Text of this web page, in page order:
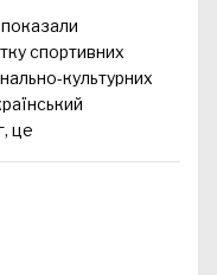
спортивних
культурних
це